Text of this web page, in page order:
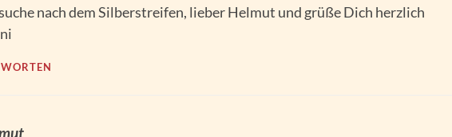
nach dem Silberstreifen, lieber Helmut und grüße Dich herzlich